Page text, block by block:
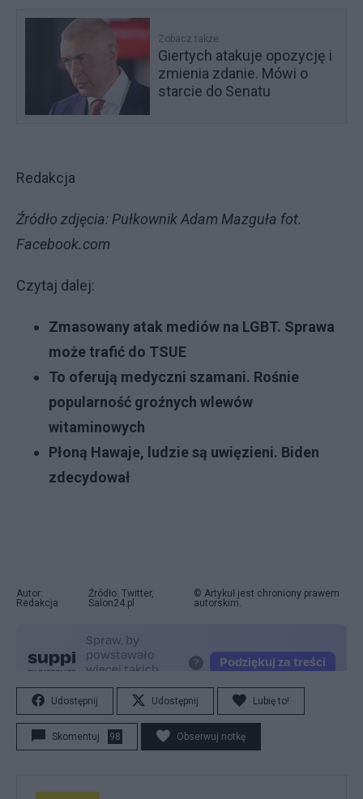
Zobacz także
Giertych atakuje opozycję i
zmienia zdanie. Mówi o
starcie do Senatu
Redakcja
Źródło zdjęcia: Pułkownik Adam Mazguła fot.
Facebook.com
Czytaj dalej:
Zmasowany atak mediów na LGBT. Sprawa
może trafić do TSUE
To oferują medyczni szamani. Rośnie
popularność groźnych wlewów
witaminowych
Płoną Hawaje, ludzie są uwięzieni. Biden
zdecydował
Autor:
Redakcja
Źródło: Twitter,
Salon24.pl
© Artykuł jest chroniony prawem
autorskim.
Udostępnij Udostępnij Lubię to!
Skomentuj 98 Obserwuj notkę